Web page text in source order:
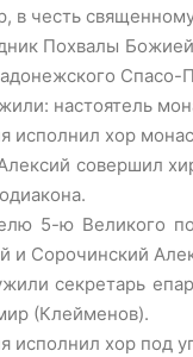
честь
Похвалы
Спасо-
настоятель
исполнил хор
совершил
5-ю Великого
и Сорочинский
секретарь
(Клейменов).
исполнил хор под